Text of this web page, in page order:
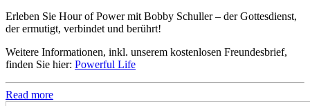
Erleben Sie Hour of Power mit Bobby Schuller – der Gottesdienst,
der ermutigt, verbindet und berührt!
Weitere Informationen, inkl. unserem kostenlosen Freundesbrief,
finden Sie hier: Powerful Life
Read more